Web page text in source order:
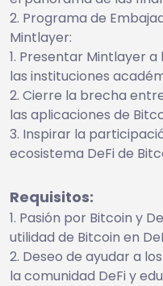
Programa de
Mintlayer:
Presentar Mintlayer a
las instituciones
Cierre la brecha
las aplicaciones de
Inspirar la
ecosistema DeFi de
Requisitos:
Pasión por Bitcoin y
utilidad de Bitcoin en
Deseo de ayudar a
la comunidad DeFi y